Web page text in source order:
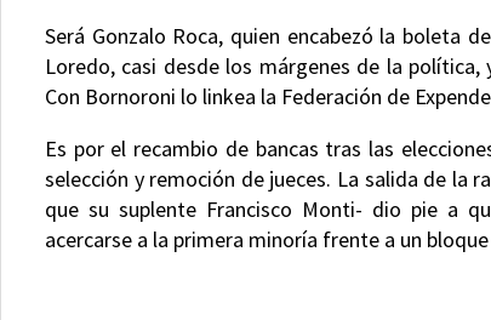
Será Gonzalo Roca, quien encabezó la boleta
Loredo, casi desde los márgenes de la
Con Bornoroni lo linkea la Federación de
Es por el recambio de bancas tras las
selección y remoción de jueces. La salida de la
que su suplente Francisco Monti- dio pie a
acercarse a la primera minoría frente a un